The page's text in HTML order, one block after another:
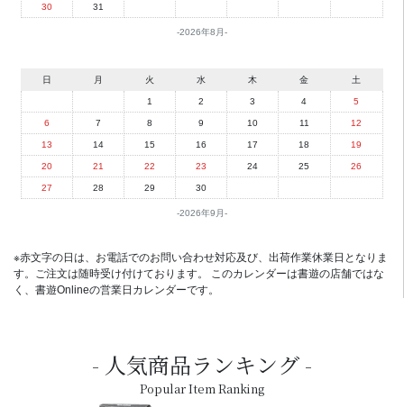
2026年8月
30 31
2026年9月
日 月 火 水 木 金 土
1 2 3 4 5
6 7 8 9 10 11 12
13 14 15 16 17 18 19
20 21 22 23 24 25 26
27 28 29 30
※赤文字の日は、お電話でのお問い合わせ対応及び、出荷作業休業日となりま
す。ご注文は随時受け付けております。 このカレンダーは書遊の店舗ではな
く、書遊Onlineの営業日カレンダーです。
人気商品ランキング
Popular Item Ranking